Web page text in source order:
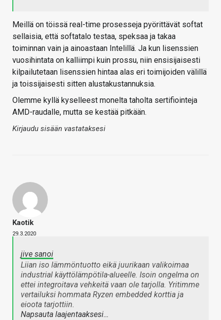
Meillä on töissä real-time prosesseja pyörittävät softat
sellaisia, että softatalo testaa, speksaa ja takaa
toiminnan vain ja ainoastaan Intelillä. Ja kun lisenssien
vuosihintata on kalliimpi kuin prossu, niin ensisijaisesti
kilpailutetaan lisenssien hintaa alas eri toimijoiden välillä
ja toissijaisesti sitten alustakustannuksia.
Olemme kyllä kyselleest monelta taholta sertifiointeja
AMD-raudalle, mutta se kestää pitkään.
Kirjaudu sisään vastataksesi
Kaotik
29.3.2020
jive sanoi
Liian iso lämmöntuotto eikä juurikaan valikoimaa
industrial käyttölämpötila-alueelle. Isoin ongelma on
ettei integroitava vehkeitä vaan ole tarjolla. Yritimme
vertailuksi hommata Ryzen embedded korttia ja
eioota tarjottiin.
Napsauta laajentaaksesi…